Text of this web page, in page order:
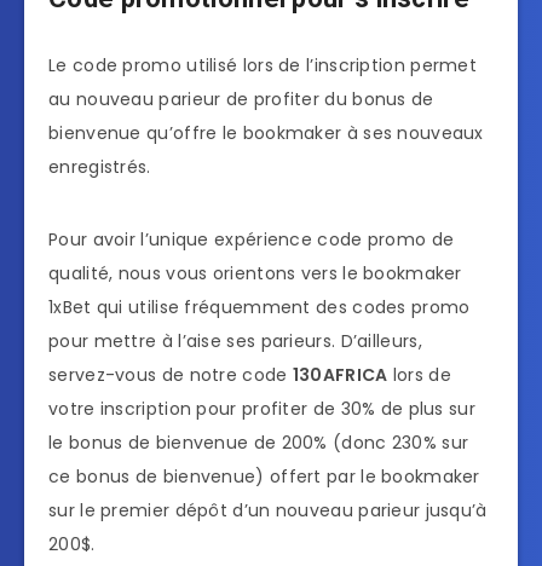
Le code promo utilisé lors de l’inscription permet
au nouveau parieur de profiter du bonus de
bienvenue qu’offre le bookmaker à ses nouveaux
enregistrés.
Pour avoir l’unique expérience code promo de
qualité, nous vous orientons vers le bookmaker
1xBet qui utilise fréquemment des codes promo
pour mettre à l’aise ses parieurs. D’ailleurs,
servez-vous de notre code 130AFRICA lors de
votre inscription pour profiter de 30% de plus sur
le bonus de bienvenue de 200% (donc 230% sur
ce bonus de bienvenue) offert par le bookmaker
sur le premier dépôt d’un nouveau parieur jusqu’à
200$.